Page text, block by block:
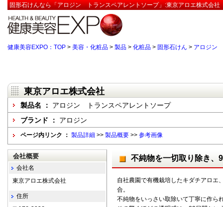
固形石けんなら「アロジン トランスペアレントソープ」:東京アロエ株式会社
健康美容EXPO：TOP > 美容・化粧品 > 製品 > 化粧品 > 固形石けん > アロジン
東京アロエ株式会社
製品名 ： アロジン トランスペアレントソープ
ブランド ： アロジン
ページ内リンク ： 製品詳細 >> 製品概要 >> 参考画像
不純物を一切取り除き、
自社農園で有機栽培したキダチアロエ
合。
不純物をいっさい取除いて丁寧に作ら
会社概要
会社名
東京アロエ株式会社
住所